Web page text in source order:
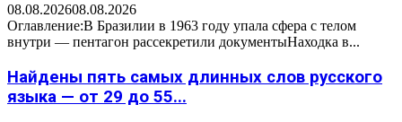
08.08.202608.08.2026
Оглавление:В Бразилии в 1963 году упала сфера с телом
внутри — пентагон рассекретили документыНаходка в...
Найдены пять самых длинных слов русского
языка — от 29 до 55...